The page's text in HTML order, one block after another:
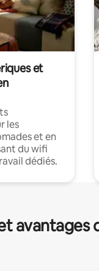
et
les
et en
du wifi
dédiés.
avantages